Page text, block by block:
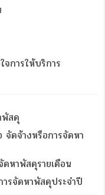
จการให้บริการ
สดุ
ดจ้างหรือการจัดหา
หาพัสดุรายเดือน
รจัดหาพัสดุประจำปี